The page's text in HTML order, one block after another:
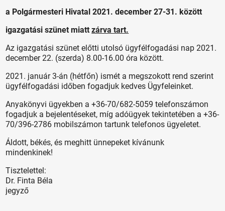
a Polgármesteri Hivatal 2021. december 27-31. között
igazgatási szünet miattzárva tart.
Az igazgatási szünet előtti utolsó ügyfélfogadási nap 2021.
december 22. (szerda) 8.00-16.00 óra között.
2021. január 3-án (hétfőn) ismét a megszokott rend szerint
ügyfélfogadási időben fogadjuk kedves Ügyfeleinket.
Anyakönyvi ügyekben a +36-70/682-5059 telefonszámon
fogadjuk a bejelentéseket, míg adóügyek tekintetében a +36-
70/396-2786 mobilszámon tartunk telefonos ügyeletet.
Áldott, békés, és meghitt ünnepeket kívánunk
mindenkinek!
Tisztelettel:
Dr. Finta Béla
jegyző